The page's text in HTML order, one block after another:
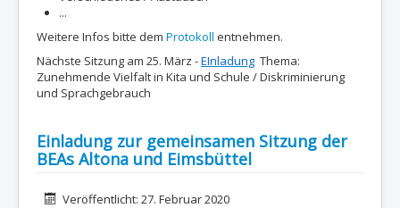
...
Weitere Infos bitte dem Protokoll entnehmen.
Nächste Sitzung am 25. März -EInladung Thema:
Zunehmende Vielfalt in Kita und Schule / Diskriminierung
und Sprachgebrauch
Einladung zur gemeinsamen Sitzung der
BEAs Altona und Eimsbüttel
DetailsVeröffentlicht: 27. Februar 2020